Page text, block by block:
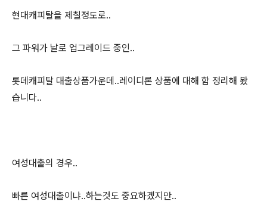
현대캐피탈을 제칠정도로..
그 파워가 날로 업그레이드 중인..
롯데캐피탈 대출상품가운데..레이디론 상품에 대해 함 정리해 봤
습니다..
여성대출의 경우..
빠른 여성대출이냐..하는것도 중요하겠지만..